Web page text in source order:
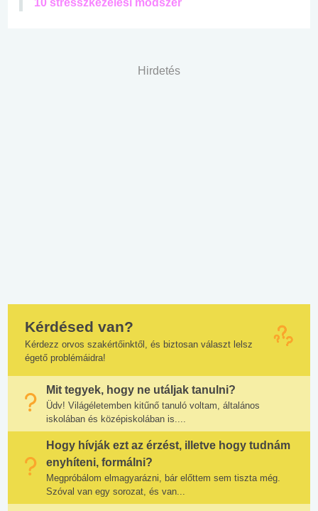
10 stresszkezelési módszer
Hirdetés
Kérdésed van?
Kérdezz orvos szakértőinktől, és biztosan választ lelsz
égető problémáidra!
Mit tegyek, hogy ne utáljak tanulni?
Üdv! Világéletemben kitűnő tanuló voltam, általános
iskolában és középiskolában is....
Hogy hívják ezt az érzést, illetve hogy tudnám
enyhíteni, formálni?
Megpróbálom elmagyarázni, bár előttem sem tiszta még.
Szóval van egy sorozat, és van...